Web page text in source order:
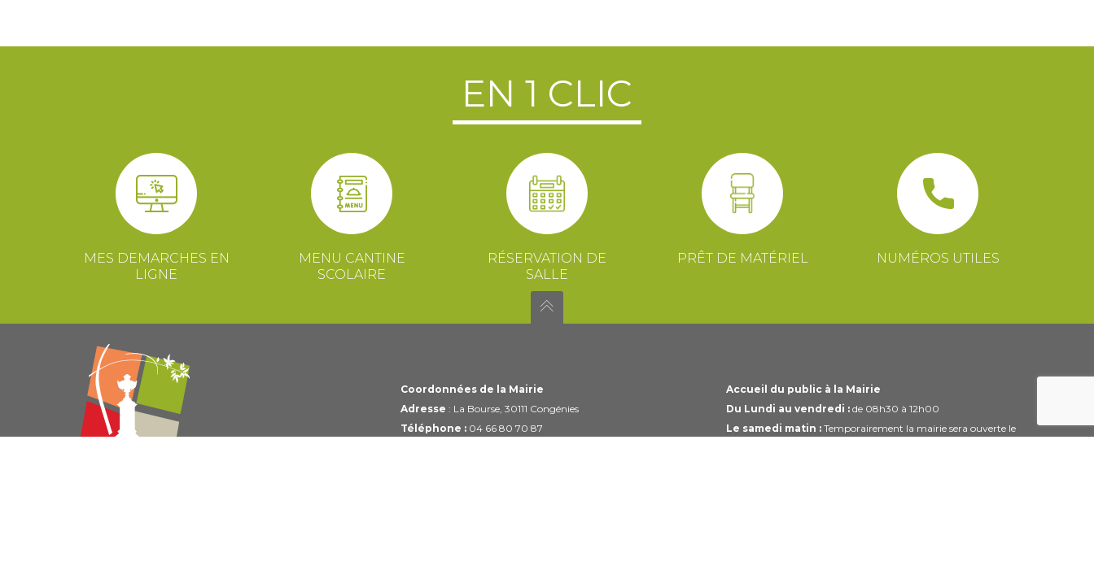
EN 1 CLIC
MES DEMARCHES EN
LIGNE
MENU CANTINE
SCOLAIRE
RÉSERVATION DE
SALLE
PRÊT DE MATÉRIEL NUMÉROS UTILES
Coordonnées de la Mairie
Adresse : La Bourse, 30111 Congénies
Téléphone :04 66 80 70 87
Accueil du public à la Mairie
Du Lundi au vendredi :de 08h30 à 12h00
Le samedi matin :Temporairement la mairie sera ouverte le